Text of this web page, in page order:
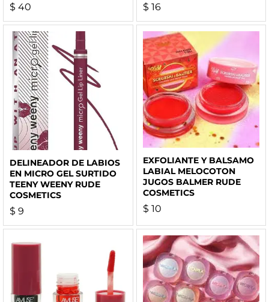
$ 40 $ 16
DELINEADOR DE LABIOS
EN MICRO GEL SURTIDO
TEENY WEENY RUDE
COSMETICS
$ 9
EXFOLIANTE Y BALSAMO
LABIAL MELOCOTON
JUGOS BALMER RUDE
COSMETICS
$ 10